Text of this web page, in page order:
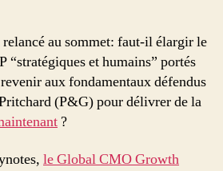
de
Kotler
fondamentaux
P&G
choisir
relancé au sommet: faut-il élargir le
“stratégiques et humains” portés
aux fondamentaux défendus
(P&G) pour délivrer de la
?
le Global CMO Growth